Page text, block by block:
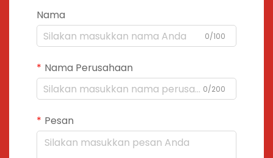
Nama
0/100
Nama Perusahaan
0/200
Pesan